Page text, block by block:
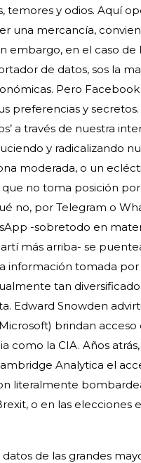
temores y odios. Aquí
una mercancía,
embargo, en el caso
de datos, sos la
Pero
preferencias y
a través de nuestra
y radicalizando
moderada, o un
no toma posición
no, por Telegram o
-sobretodo en
más arriba- se
información tomada
tan
Edward Snowden
brindan
como la CIA. Años
Analytica el
literalmente
o en las elecciones
datos de las grandes